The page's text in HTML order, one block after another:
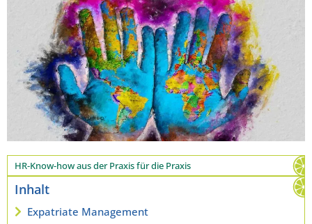
HR-Know-how aus der Praxis für die Praxis
Inhalt
Expatriate Management